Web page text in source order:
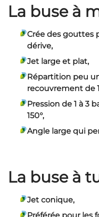
La buse à
Crée des gouttes
dérive,
Jet large et plat,
Répartition peu
recouvrement de
Pression de 1 à 3
150°,
Angle large qui
La buse à
Jet conique,